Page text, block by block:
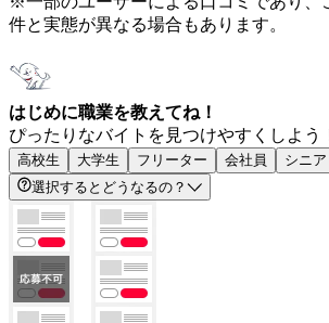
件と実態が異なる場合もあります。
はじめに職業を教えてね！
ぴったりなバイトを見つけやすくしよう
高校生 大学生 フリーター 会社員 シニア
選択するとどうなるの？